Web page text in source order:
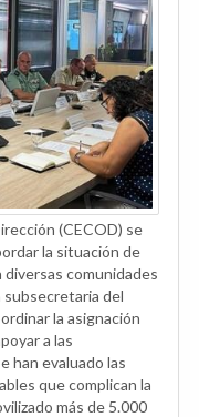
(CECOD) se
la situación de
comunidades
subsecretaria del
la asignación
a las
han evaluado las
que complican la
más de 5.000